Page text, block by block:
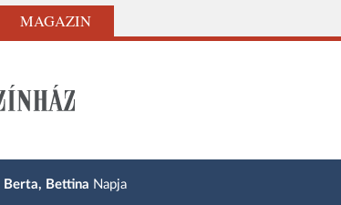
MAGAZIN
Berta, Bettina Napja